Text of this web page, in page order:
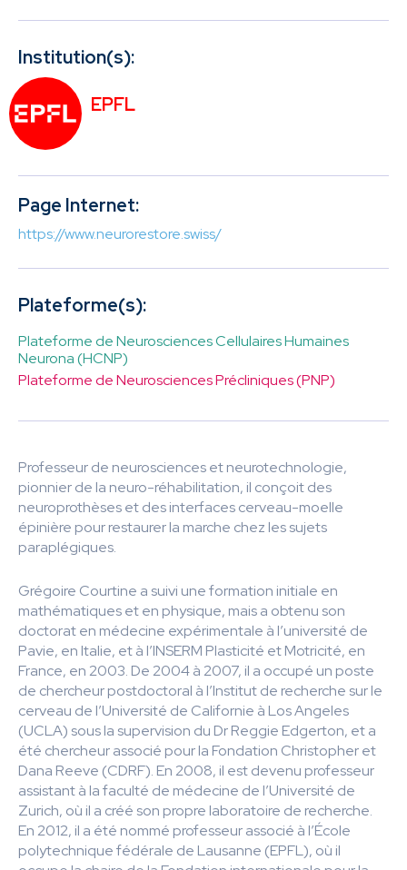
Institution(s):
EPFL
Page Internet:
https://www.neurorestore.swiss/
Plateforme(s):
Plateforme de Neurosciences Cellulaires Humaines
Neurona (HCNP)
Plateforme de Neurosciences Précliniques (PNP)
Professeur de neurosciences et neurotechnologie,
pionnier de la neuro-réhabilitation, il conçoit des
neuroprothèses et des interfaces cerveau-moelle
épinière pour restaurer la marche chez les sujets
paraplégiques.
Grégoire Courtine a suivi une formation initiale en
mathématiques et en physique, mais a obtenu son
doctorat en médecine expérimentale à l’université de
Pavie, en Italie, et à l’INSERM Plasticité et Motricité, en
France, en 2003. De 2004 à 2007, il a occupé un poste
de chercheur postdoctoral à l’Institut de recherche sur le
cerveau de l’Université de Californie à Los Angeles
(UCLA) sous la supervision du Dr Reggie Edgerton, et a
été chercheur associé pour la Fondation Christopher et
Dana Reeve (CDRF). En 2008, il est devenu professeur
assistant à la faculté de médecine de l’Université de
Zurich, où il a créé son propre laboratoire de recherche.
En 2012, il a été nommé professeur associé à l’École
polytechnique fédérale de Lausanne (EPFL), où il